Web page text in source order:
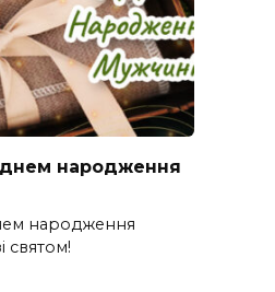
днем народження
народження
святом!